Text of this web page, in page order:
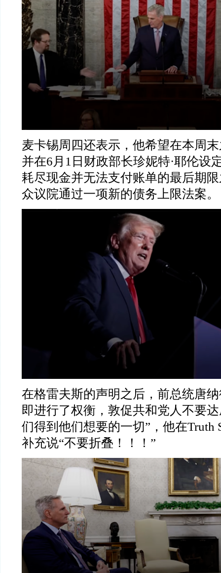
麦卡锡周四还表示，他希望在本周
并在6 月 1 日财政部长珍妮特·耶伦设
耗尽现金并无法支付账单的最后期
众议院通过一项新的债务上限法案。
在格雷夫斯的声明之后，前总统唐
即进行了权衡，敦促共和党人不要
们得到他们想要的一切” ，他在Truth
补充说“不要折叠！！！ ”